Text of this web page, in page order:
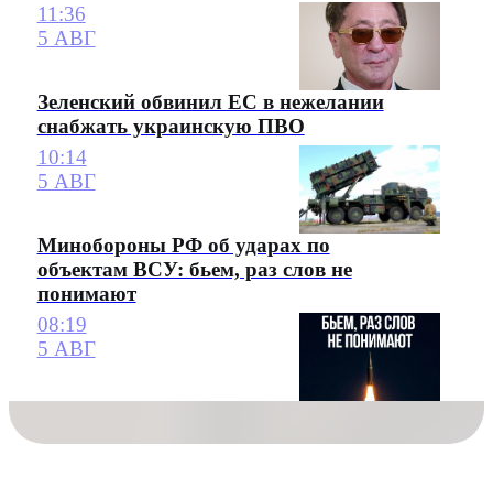
11:36
5 АВГ
Зеленский обвинил ЕС в нежелании
снабжать украинскую ПВО
10:14
5 АВГ
Минобороны РФ об ударах по
объектам ВСУ: бьем, раз слов не
понимают
08:19
5 АВГ